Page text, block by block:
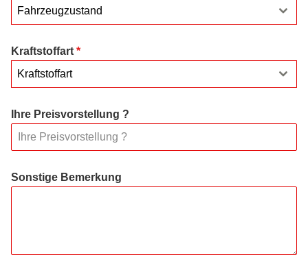
Fahrzeugzustand
Kraftstoffart *
Kraftstoffart
Ihre Preisvorstellung ?
Sonstige Bemerkung